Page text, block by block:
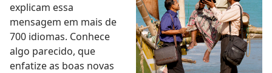
explicam essa
mensagem em mais de
700 idiomas. Conhece
algo parecido, que
enfatize as boas novas